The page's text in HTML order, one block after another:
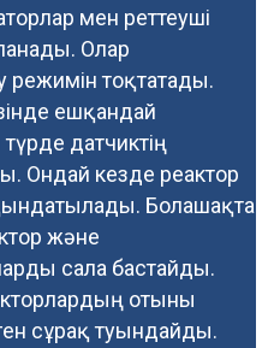
мен реттеуші
Олар
режимін тоқтатады.
ешқандай
датчиктің
Ондай кезде реактор
Болашақта
және
сала бастайды.
отыны
сұрақ туындайды.